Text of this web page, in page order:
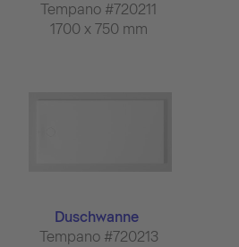
Tempano #720211
1700 x 750 mm
Duschwanne
Tempano #720213